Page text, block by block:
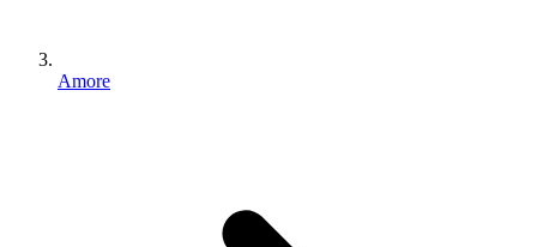
Amore